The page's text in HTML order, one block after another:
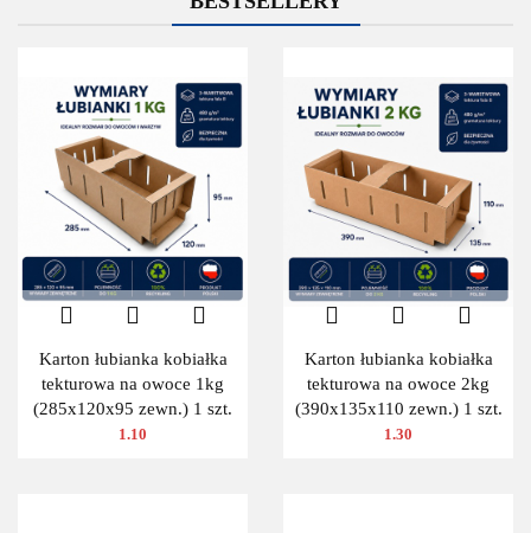
Karton łubianka kobiałka
tekturowa na owoce 1kg
(285x120x95 zewn.) 1 szt.
1.10
Karton łubianka kobiałka
tekturowa na owoce 2kg
(390x135x110 zewn.) 1 szt.
1.30